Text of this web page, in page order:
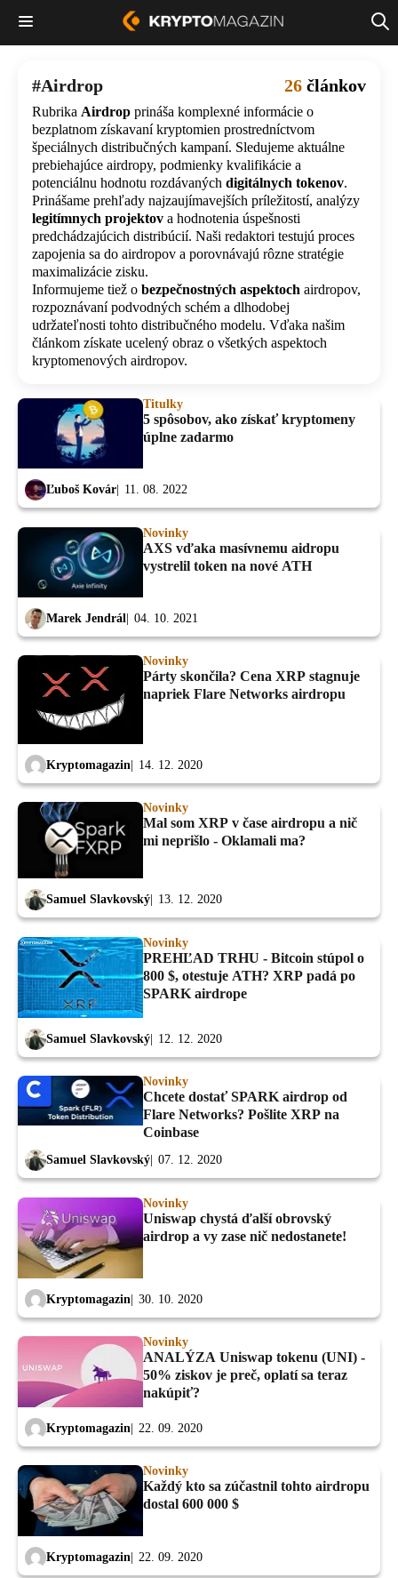
Airdrop 26 článkov
Rubrika Airdrop prináša komplexné informácie o
bezplatnom získavaní kryptomien prostredníctvom
špeciálnych distribučných kampaní. Sledujeme aktuálne
prebiehajúce airdropy, podmienky kvalifikácie a
potenciálnu hodnotu rozdávaných digitálnych tokenov.
Prinášame prehľady najzaujímavejších príležitostí, analýzy
legitímnych projektov a hodnotenia úspešnosti
predchádzajúcich distribúcií. Naši redaktori testujú proces
zapojenia sa do airdropov a porovnávajú rôzne stratégie
maximalizácie zisku.
Informujeme tiež o bezpečnostných aspektoch airdropov,
rozpoznávaní podvodných schém a dlhodobej
udržateľnosti tohto distribučného modelu. Vďaka našim
článkom získate ucelený obraz o všetkých aspektoch
kryptomenových airdropov.
Titulky
5 spôsobov, ako získať kryptomeny
úplne zadarmo
Ľuboš Kovár 11. 08. 2022
Novinky
AXS vďaka masívnemu aidropu
vystrelil token na nové ATH
Marek Jendrál 04. 10. 2021
Novinky
Párty skončila? Cena XRP stagnuje
napriek Flare Networks airdropu
Kryptomagazin 14. 12. 2020
Novinky
Mal som XRP v čase airdropu a nič
mi neprišlo - Oklamali ma?
Samuel Slavkovský 13. 12. 2020
Novinky
PREHĽAD TRHU - Bitcoin stúpol o
800 $, otestuje ATH? XRP padá po
SPARK airdrope
Samuel Slavkovský 12. 12. 2020
Novinky
Chcete dostať SPARK airdrop od
Flare Networks? Pošlite XRP na
Coinbase
Samuel Slavkovský 07. 12. 2020
Novinky
Uniswap chystá ďalší obrovský
airdrop a vy zase nič nedostanete!
Kryptomagazin 30. 10. 2020
Novinky
ANALÝZA Uniswap tokenu (UNI) -
50% ziskov je preč, oplatí sa teraz
nakúpiť?
Kryptomagazin 22. 09. 2020
Novinky
Každý kto sa zúčastnil tohto airdropu
dostal 600 000 $
Kryptomagazin 22. 09. 2020